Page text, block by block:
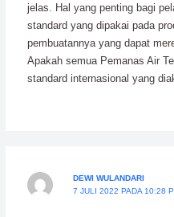
jelas. Hal yang penting bagi
standard yang dipakai pada
pembuatannya yang dapat
Apakah semua Pemanas Air
standard internasional yang
DEWI WULANDARI
7 JULI 2022 PADA 10:28